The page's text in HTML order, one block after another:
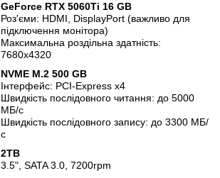
GeForce RTX 5060Ti 16 GB
Роз'єми: HDMI, DisplayPort (важливо для
підключення монітора)
Максимальна роздільна здатність:
7680x4320
NVME M.2 500 GB
Інтерфейс: PCI-Express x4
Швидкість послідовного читання: до 5000
МБ/с
Швидкість послідовного запису: до 3300 МБ/
с
2TB
3.5", SATA 3.0, 7200rpm